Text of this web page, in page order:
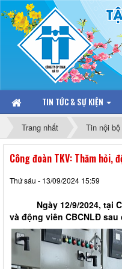
TIN TỨC & SỰ KIỆN
Trang nhất Tin nội bộ
Công đoàn TKV: Thăm hỏi,
Thứ sáu - 13/09/2024 15:59
Ngày 12/9/2024, tại
và động viên CBCNLĐ